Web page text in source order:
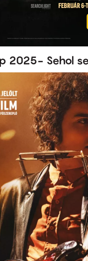
2025- Sehol